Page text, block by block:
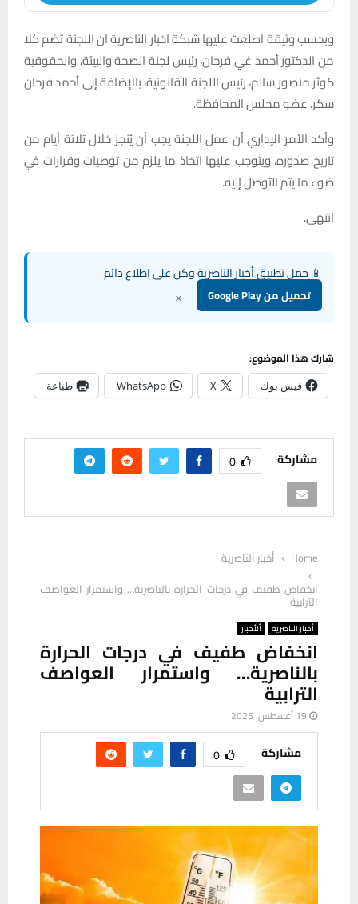
وبحسب وثيقة اطلعت عليها شبكة اخبار الناصرية ان اللجنة تضم كلا
من الدكتور أحمد غي فرحان، رئيس لجنة الصحة والبيئة، والحقوقية
كوثر منصور سالم، رئيس اللجنة القانونية، بالإضافة إلى أحمد فرحان
سكر، عضو مجلس المحافظة.
وأكد الأمر الإداري أن عمل اللجنة يجب أن يُنجز خلال ثلاثة أيام من
تاريخ صدوره، ويتوجب عليها اتخاذ ما يلزم من توصيات وقرارات في
ضوء ما يتم التوصل إليه.
انتهى.
📱 حمل تطبيق أخبار الناصرية وكن على اطلاع دائم
تحميل من Google Play ×
شارك هذا الموضوع:
فيس بوك X
WhatsApp طباعة
مشاركة 0
Home
أخبار الناصرية
انخفاض طفيف في درجات الحرارة بالناصرية… واستمرار العواصف
الترابية
أخبار الناصرية ألأخبار
انخفاض طفيف في درجات الحرارة
بالناصرية… واستمرار العواصف
الترابية
19 أغسطس، 2025
مشاركة 0